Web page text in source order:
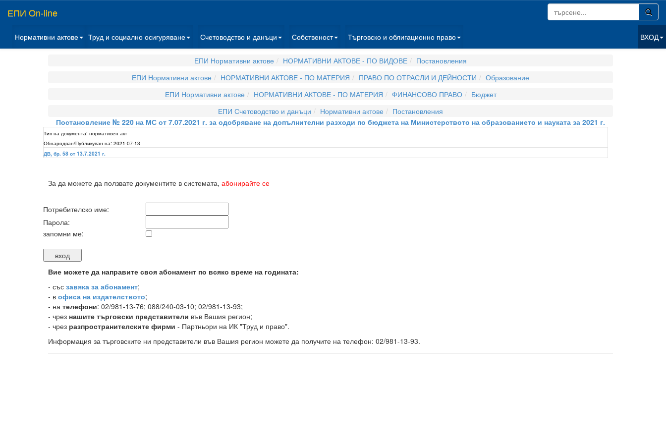
ЕПИ On-line
Нормативни актове Труд и социално осигуряване Счетоводство и данъци Собственост Търговско и облигационно право ВХОД
ЕПИ Нормативни актове НОРМАТИВНИ АКТОВЕ - ПО ВИДОВЕ
Постановления
ЕПИ Нормативни актове
НОРМАТИВНИ АКТОВЕ - ПО МАТЕРИЯ ПРАВО ПО ОТРАСЛИ И ДЕЙНОСТИ
Образование
ЕПИ Нормативни актове
НОРМАТИВНИ АКТОВЕ - ПО МАТЕРИЯ ФИНАНСОВО ПРАВО
Бюджет
ЕПИ Счетоводство и данъци
Нормативни актове
Постановления
Постановление № 220 на МС от 7.07.2021 г. за одобряване на допълнителни разходи по бюджета на Министерството на образованието и науката за 2021 г.
Тип на документа: нормативен акт
Обнародван/Публикуван на: 2021-07-13
ДВ, бр. 58 от 13.7.2021 г.
За да можете да ползвате документите в системата, абонирайте се
Потребителско име:
Парола:
запомни ме:
Вие можете да направите своя абонамент по всяко време на годината:
- със завяка за абонамент;
- в офиса на издателството;
- на телефони: 02/981-13-76; 088/240-03-10; 02/981-13-93;
- чрез нашите търговски представители във Вашия регион;
- чрез разпространителските фирми - Партньори на ИК "Труд и право".
Информация за търговските ни представители във Вашия регион можете да получите на телефон: 02/981-13-93.